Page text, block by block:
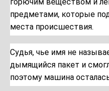
предметами, которые
места происшествия.
Судья, чье имя не
дымящийся пакет и
поэтому машина